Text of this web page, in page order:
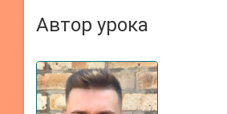
Автор урока